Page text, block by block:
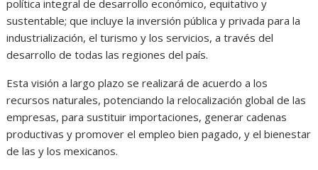
política integral de desarrollo económico, equitativo y
sustentable; que incluye la inversión pública y privada para la
industrialización, el turismo y los servicios, a través del
desarrollo de todas las regiones del país.
Esta visión a largo plazo se realizará de acuerdo a los
recursos naturales, potenciando la relocalización global de las
empresas, para sustituir importaciones, generar cadenas
productivas y promover el empleo bien pagado, y el bienestar
de las y los mexicanos.